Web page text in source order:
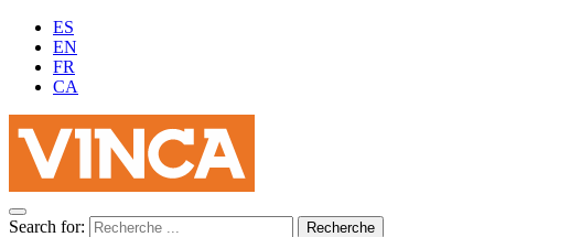
ES
EN
FR
CA
Search for: